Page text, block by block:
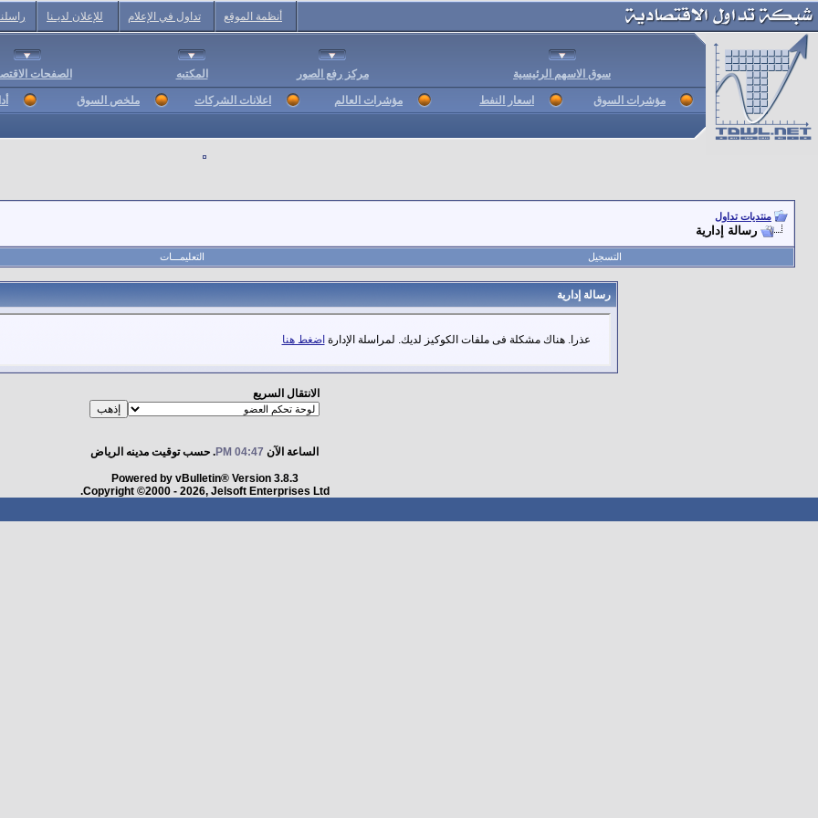
أنظمة الموقع تداول في الإعلام للإعلان لديـنا
سوق الاسهم الرئيسية مركز رفع الصور المكتبه الصفحات
مؤشرات السوق اسعار النفط مؤشرات العالم اعلانات الشركات ملخص السوق
منتديات تداول
رسالة إدارية
التسجيل التعليمـــات
رسالة إدارية
عذرا. هناك مشكلة فى ملفات الكوكيز لديك. لمراسلة الإدارة اضغط هنا
الانتقال السريع
الساعة الآن 04:47 PM . حسب توقيت مدينه الرياض
Powered by vBulletin® Version 3.8.3
Copyright ©2000 - 2026, Jelsoft Enterprises Ltd.